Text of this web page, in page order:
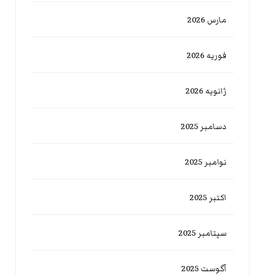
مارس 2026
فوریه 2026
ژانویه 2026
دسامبر 2025
نوامبر 2025
اکتبر 2025
سپتامبر 2025
آگوست 2025